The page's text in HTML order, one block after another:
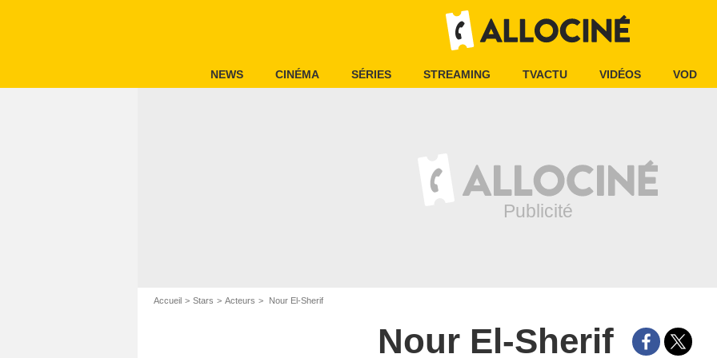
NEWS CINÉMA SÉRIES STREAMING TVACTU VIDÉOS VOD
Accueil Stars Acteurs Nour El-Sherif
Nour El-Sherif